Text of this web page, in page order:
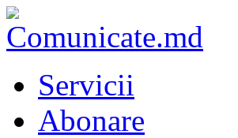
Servicii
Abonare